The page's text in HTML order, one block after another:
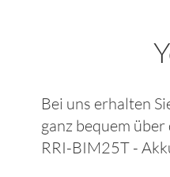
Bei uns erhalten
ganz bequem
RRI-BIM25T -